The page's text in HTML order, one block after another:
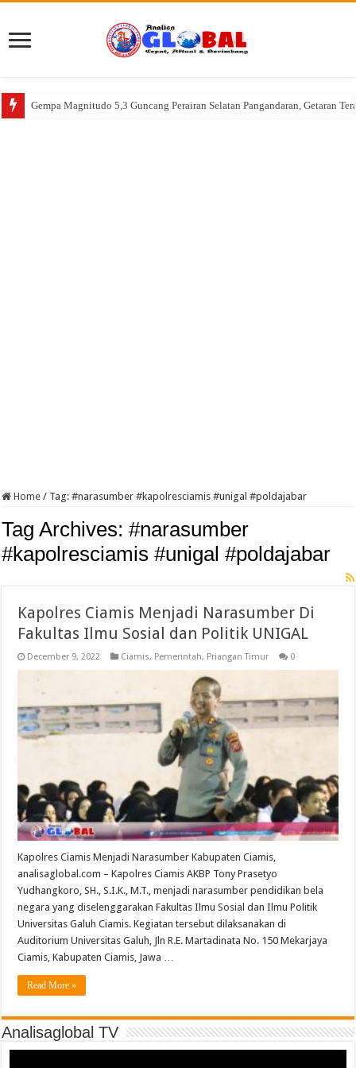
Gempa Magnitudo 5,3 Guncang Perairan Selatan Pangandaran, Getaran
Home / Tag:#narasumber #kapolresciamis #unigal #poldajabar
Tag Archives:#narasumber
#kapolresciamis #unigal #poldajabar
Kapolres Ciamis Menjadi Narasumber Di
Fakultas Ilmu Sosial dan Politik UNIGAL
December 9, 2022 Ciamis, Pemerintah, Priangan Timur 0
Kapolres Ciamis Menjadi Narasumber Kabupaten Ciamis,
analisaglobal.com – Kapolres Ciamis AKBP Tony Prasetyo
Yudhangkoro, SH., S.I.K., M.T., menjadi narasumber pendidikan bela
negara yang diselenggarakan Fakultas Ilmu Sosial dan Ilmu Politik
Universitas Galuh Ciamis. Kegiatan tersebut dilaksanakan di
Auditorium Universitas Galuh, Jln R.E. Martadinata No. 150 Mekarjaya
Ciamis, Kabupaten Ciamis, Jawa …
Read More »
Analisaglobal TV